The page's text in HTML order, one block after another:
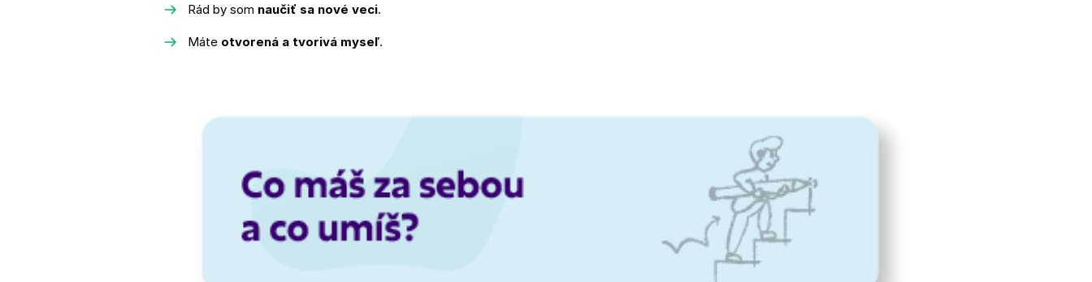
Rád by som naučiť sa nové veci.
Máte otvorená a tvorivá myseľ.